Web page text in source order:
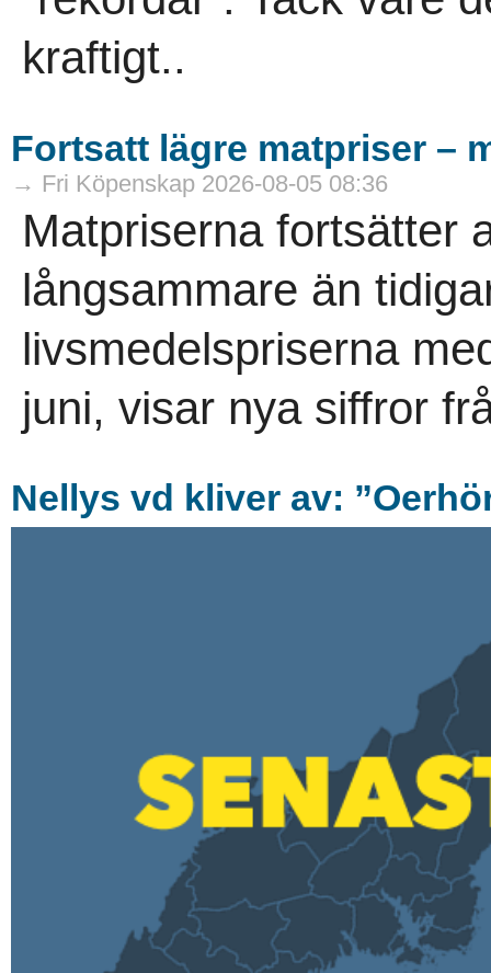
kraftigt..
Fortsatt lägre matpriser –
→ Fri Köpenskap 2026-08-05 08:36
Matpriserna fortsätter
långsammare än
livsmedelspriserna
juni, visar nya siffror
Nellys vd kliver av: